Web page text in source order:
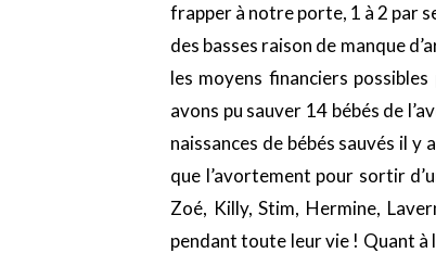
frapper à notre porte, 1 à 2 par
des basses raison de manque
les moyens financiers
avons pu sauver 14 bébés de
naissances de bébés sauvés il y
que l’avortement pour sortir
Zoé, Killy, Stim, Hermine,
pendant toute leur vie ! Quant à